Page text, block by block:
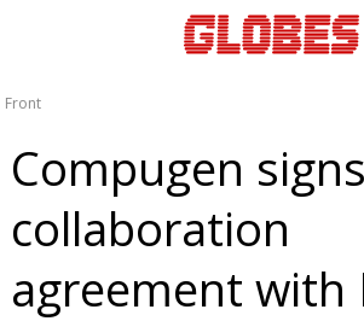
Front
Compugen signs
collaboration
agreement with